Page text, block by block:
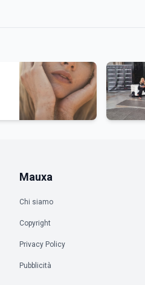
Mauxa
Chi siamo
Copyright
Privacy Policy
Pubblicità